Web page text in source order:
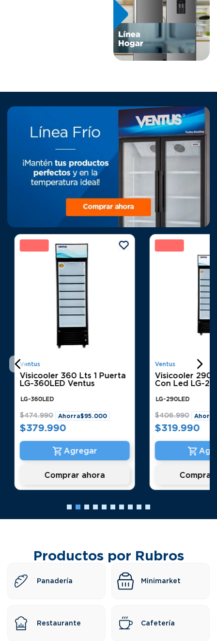
%
Ventus
Visicooler 360 Lts 1 Puerta
LG-360LED Ventus
LG-360LED
$474.990 Ahorra$95.000
$379.990
Comprar ahora
21
Ventus
Visicooler 290
Con Led LG-
LG-290LED
$406.990 Ahorra
$319.990
Comprar
Productos por Rubros
Panadería Minimarket
Restaurante Cafetería